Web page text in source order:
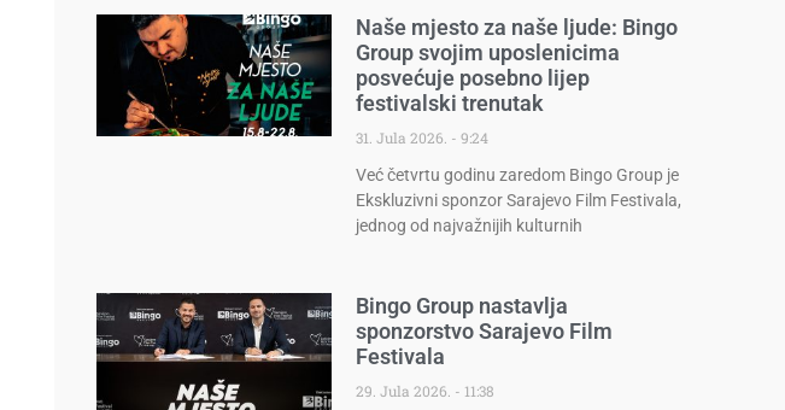
Naše mjesto za naše ljude: Bingo
Group svojim uposlenicima
posvećuje posebno lijep
festivalski trenutak
31. Jula 2026.
9:24
Već četvrtu godinu zaredom Bingo Group je
Ekskluzivni sponzor Sarajevo Film Festivala,
jednog od najvažnijih kulturnih
Bingo Group nastavlja
sponzorstvo Sarajevo Film
Festivala
29. Jula 2026.
11:38